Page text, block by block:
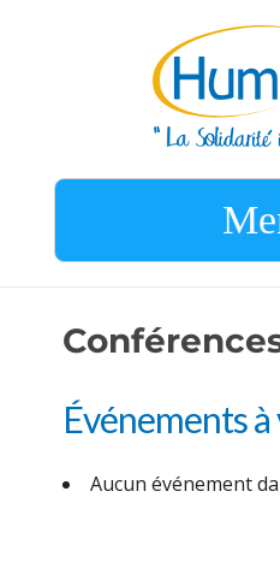
Événements
Aucun événement